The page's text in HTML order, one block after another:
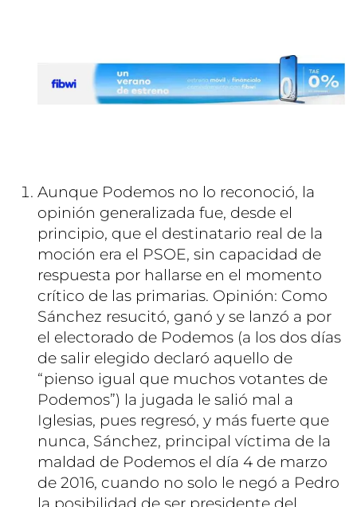
Aunque Podemos no lo reconoció, la
opinión generalizada fue, desde el
principio, que el destinatario real de la
moción era el PSOE, sin capacidad de
respuesta por hallarse en el momento
crítico de las primarias. Opinión: Como
Sánchez resucitó, ganó y se lanzó a por
el electorado de Podemos (a los dos días
de salir elegido declaró aquello de
“pienso igual que muchos votantes de
Podemos”) la jugada le salió mal a
Iglesias, pues regresó, y más fuerte que
nunca, Sánchez, principal víctima de la
maldad de Podemos el día 4 de marzo
de 2016, cuando no solo le negó a Pedro